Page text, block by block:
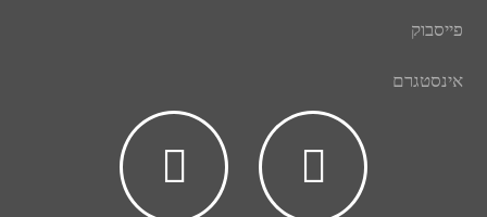
פייסבוק
אינסטגרם